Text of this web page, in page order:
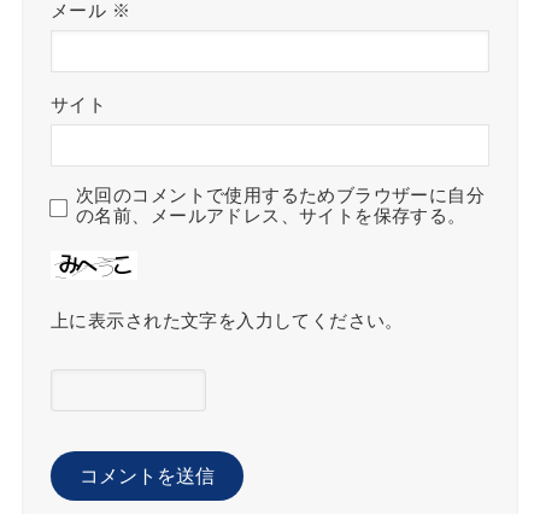
メール ※
サイト
次回のコメントで使用するためブラウザーに自分
の名前、メールアドレス、サイトを保存する。
上に表示された文字を入力してください。